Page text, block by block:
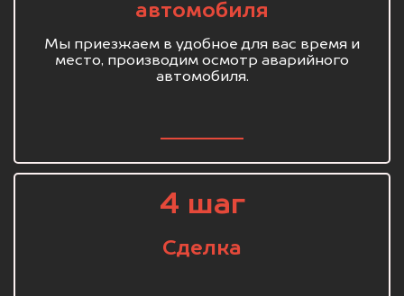
автомобиля
Мы приезжаем в удобное для вас время и
место, производим осмотр аварийного
автомобиля.
4 шаг
Сделка